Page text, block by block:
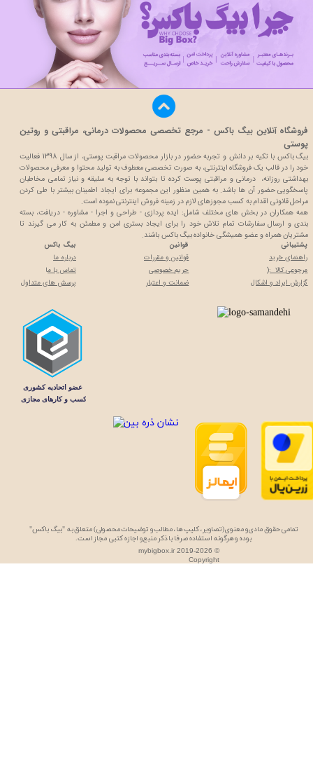
پشتیبانی
راهنمای خرید
مرجوعی کالا :(
گزارش ایراد و اشکال
قوانین
قوانین و مقررات
حریم خصوصی
ضمانت و اعتبار
تمامی حقوق مادی و معنوی (تصاویر، کلیپ ها، مطالب و توضیحات محصولی) متعلق به "بیگ باکس"
بوده و هرگونه استفاده صرفا با ذکر منبع و اجازه کتبی مجاز است.
بیگ باکس
درباره ما
تماس با ما
پرسش های متداول
فروشگاه آنلاین بیگ باکس - مرجع تخصصی محصولات درمانی، مراقبتی و روتین
پوستی
بیگ باکس با تکیه بر دانش و تجربه حضور در بازار محصولات مراقبت پوستی، از سال 1398 فعالیت
خود را در قالب یک فروشگاه اینترنتی، به صورت تخصصی معطوف به تولید محتوا و معرفی محصولات
بهداشتی روزانه، درمانی و مراقبتی پوست کرده تا بتواند با توجه به سلیقه و نیاز تمامی مخاطبان
پاسخگویی حضور آن ها باشد. به همین منظور این مجموعه برای ایجاد اطمینان بیشتر با طی کردن
مراحل قانونی اقدام به کسب مجوزهای لازم در زمینه فروش اینترنتی نموده است.
همه همکاران در بخش های مختلف شامل: ایده پردازی - طراحی و اجرا - مشاوره - دریافت، بسته
بندی و ارسال سفارشات تمام تلاش خود را برای ایجاد بستری امن و مطمئن به کار می گیرند تا
مشتریان همراه و عضو همیشگی خانواده بیگ باکس باشند.
mybigbox.ir 2019-2026 ©
Copyright